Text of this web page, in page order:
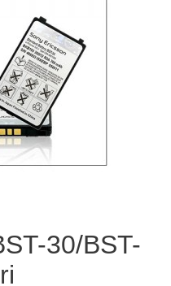
30/BST-